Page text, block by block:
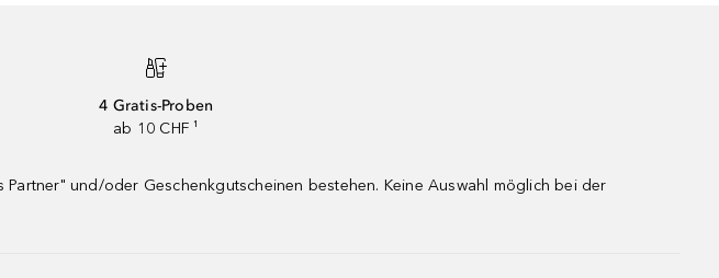
4 Gratis-Proben
ab 10 CHF ¹
und/oder Geschenkgutscheinen bestehen. Keine Auswahl möglich bei der